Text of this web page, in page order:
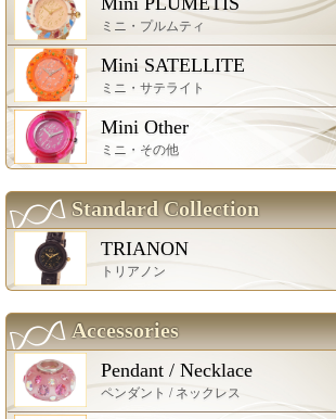
ミニ・プルムティ
Mini SATELLITE
ミニ・サテライト
Mini Other
ミニ・その他
Standard Collection
TRIANON
トリアノン
Accessories
Pendant / Necklace
ペンダント / ネックレス